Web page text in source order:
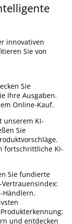
innovativen
Sie von
Sie
Ihre Ausgaben.
Online-Kauf.
unserem KI-
Sie
fortschrittliche KI-
Sie fundierte
Händlern.
und entdecken